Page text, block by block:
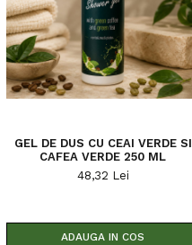
GEL DE DUS CU CEAI VERDE SI
CAFEA VERDE 250 ML
48,32 Lei
ADAUGA IN COS